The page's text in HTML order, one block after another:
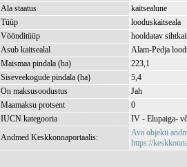
Ala staatus
kaitsealune
Tüüp
looduskaitseala
Vöönditüüp
hooldatav
Asub kaitsealal
Alam-Pedja
Maismaa pindala (ha)
223,1
Siseveekogude pindala (ha)
5,4
On maksusoodustus
Jah
Maamaksu protsent
0
IUCN kategooria
IV - Elupaiga-
Andmed Keskkonnaportaalis:
Ava objekti
https://